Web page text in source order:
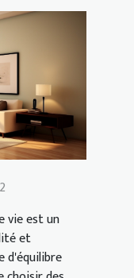
vie est un
et
d'équilibre